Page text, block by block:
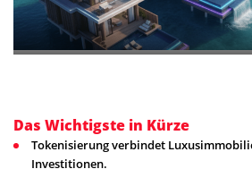
Das Wichtigste in Kürze
Tokenisierung verbindet
Investitionen.